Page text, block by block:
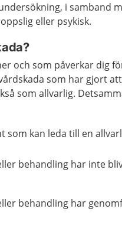
i samband
eller psykisk.
och som påverkar dig
som har gjort
som allvarlig.
som kan leda till en
behandling har inte
behandling har